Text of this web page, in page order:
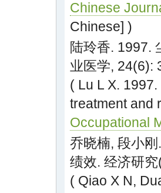
Chinese
Chinese] )
陆玲香. 1997.
业医学, 24(6):
( Lu L X.
treatment and
Occupational
乔晓楠, 段小
绩效. 经济研
( Qiao X N,